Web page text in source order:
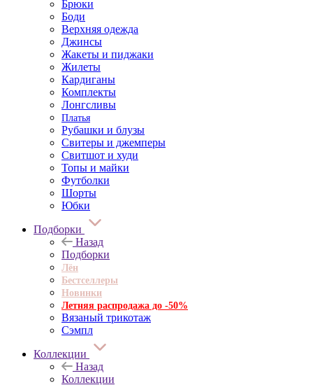
Брюки
Боди
Верхняя одежда
Джинсы
Жакеты и пиджаки
Жилеты
Кардиганы
Комплекты
Лонгсливы
Платья
Рубашки и блузы
Свитеры и джемперы
Свитшот и худи
Топы и майки
Футболки
Шорты
Юбки
Подборки
Назад
Подборки
Лён
Бестселлеры
Новинки
Летняя распродажа до -50%
Вязаный трикотаж
Сэмпл
Коллекции
Назад
Коллекции